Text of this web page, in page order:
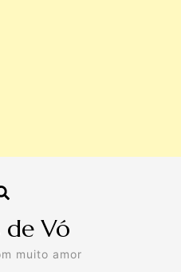
de Vó
muito amor